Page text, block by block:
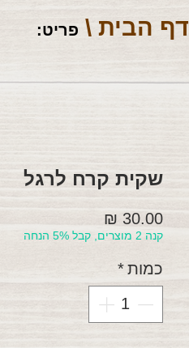
דף הבית \ פריט:
שקית קרח לרגל
‏30.00 ‏₪
קנה 2 מוצרים, קבל 5% הנחה
כמות *